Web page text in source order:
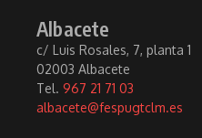
Albacete
c/ Luis Rosales, 7, planta 1
02003 Albacete
Tel. 967 21 71 03
albacete@fespugtclm.es